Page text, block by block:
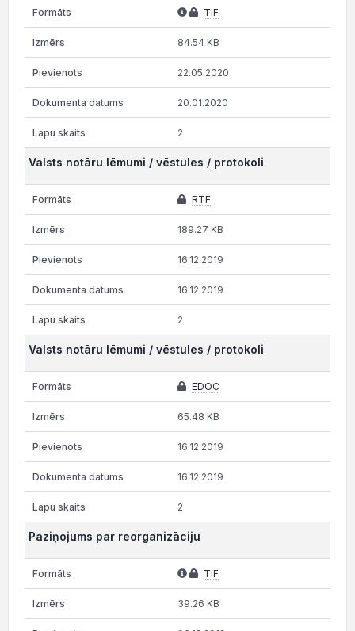
TIF
84.54 KB
22.05.2020
20.01.2020
2
Valsts notāru lēmumi / vēstules / protokoli
RTF
189.27 KB
16.12.2019
16.12.2019
2
Valsts notāru lēmumi / vēstules / protokoli
EDOC
65.48 KB
16.12.2019
16.12.2019
2
Paziņojums par reorganizāciju
TIF
39.26 KB